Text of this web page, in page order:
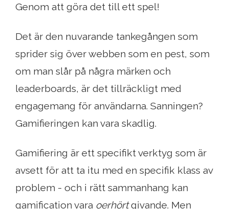
Genom att göra det till ett spel!
Det är den nuvarande tankegången som
sprider sig över webben som en pest, som
om man slår på några märken och
leaderboards, är det tillräckligt med
engagemang för användarna. Sanningen?
Gamifieringen kan vara skadlig.
Gamifiering är ett specifikt verktyg som är
avsett för att ta itu med en specifik klass av
problem - och i rätt sammanhang kan
gamification vara oerhörtgivande. Men